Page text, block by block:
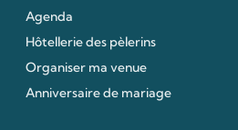
Agenda
Hôtellerie des pèlerins
Organiser ma venue
Anniversaire de mariage